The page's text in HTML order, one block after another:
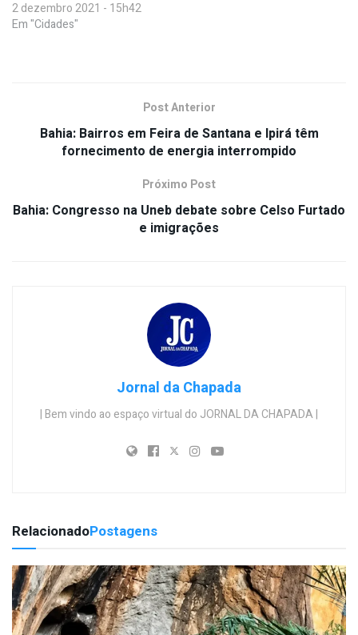
2 dezembro 2021 - 15h42
Em "Cidades"
Post Anterior
Bahia: Bairros em Feira de Santana e Ipirá têm
fornecimento de energia interrompido
Próximo Post
Bahia: Congresso na Uneb debate sobre Celso Furtado
e imigrações
Jornal da Chapada
| Bem vindo ao espaço virtual do JORNAL DA CHAPADA |
RelacionadoPostagens